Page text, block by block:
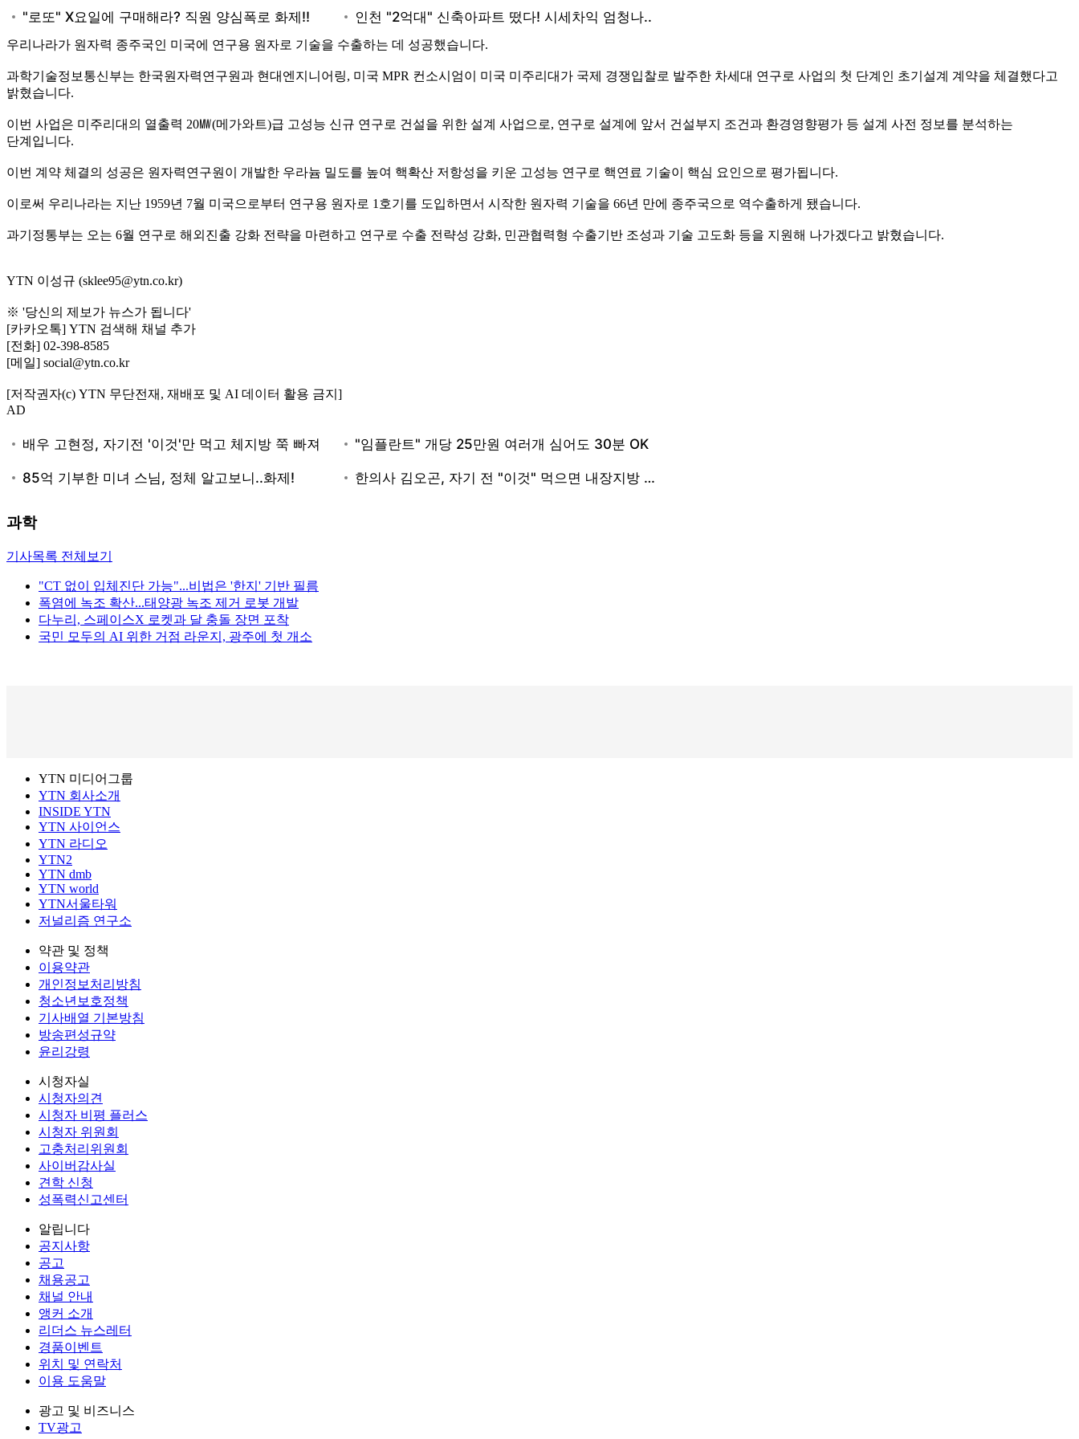
우리나라가 원자력 종주국인 미국에 연구용 원자로 기술을 수출하는 데 성공했습니다.
과학기술정보통신부는 한국원자력연구원과 현대엔지니어링, 미국 MPR 컨소시엄이 미국 미주리대가 국제 경쟁입찰로 발주한 차세대 연구로 사업의 첫 단계인 초기설계 계약을 체결했다고
밝혔습니다.
이번 사업은 미주리대의 열출력 20㎿(메가와트)급 고성능 신규 연구로 건설을 위한 설계 사업으로, 연구로 설계에 앞서 건설부지 조건과 환경영향평가 등 설계 사전 정보를 분석하는
단계입니다.
이번 계약 체결의 성공은 원자력연구원이 개발한 우라늄 밀도를 높여 핵확산 저항성을 키운 고성능 연구로 핵연료 기술이 핵심 요인으로 평가됩니다.
이로써 우리나라는 지난 1959년 7월 미국으로부터 연구용 원자로 1호기를 도입하면서 시작한 원자력 기술을 66년 만에 종주국으로 역수출하게 됐습니다.
과기정통부는 오는 6월 연구로 해외진출 강화 전략을 마련하고 연구로 수출 전략성 강화, 민관협력형 수출기반 조성과 기술 고도화 등을 지원해 나가겠다고 밝혔습니다.
YTN 이성규 (sklee95@ytn.co.kr)
※ '당신의 제보가 뉴스가 됩니다'
[카카오톡] YTN 검색해 채널 추가
[전화] 02-398-8585
[메일] social@ytn.co.kr
[저작권자(c) YTN 무단전재, 재배포 및 AI 데이터 활용 금지]
AD
과학
기사목록 전체보기
"CT 없이 입체진단 가능"...비법은 '한지' 기반 필름
폭염에 녹조 확산...태양광 녹조 제거 로봇 개발
다누리, 스페이스X 로켓과 달 충돌 장면 포착
국민 모두의 AI 위한 거점 라운지, 광주에 첫 개소
YTN 미디어그룹
YTN 회사소개
INSIDE YTN
YTN 사이언스
YTN 라디오
YTN2
YTN dmb
YTN world
YTN서울타워
저널리즘 연구소
약관 및 정책
이용약관
개인정보처리방침
청소년보호정책
기사배열 기본방침
방송편성규약
윤리강령
시청자실
시청자의견
시청자 비평 플러스
시청자 위원회
고충처리위원회
사이버감사실
견학 신청
성폭력신고센터
알립니다
공지사항
공고
채용공고
채널 안내
앵커 소개
리더스 뉴스레터
경품이벤트
위치 및 연락처
이용 도움말
광고 및 비즈니스
TV광고